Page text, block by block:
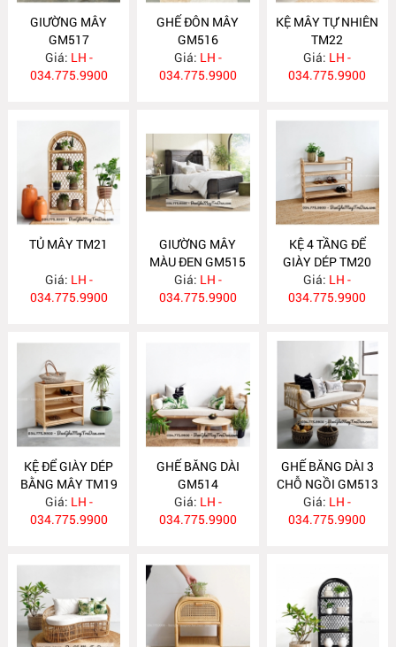
GIƯỜNG MÂY
GM517
Giá: LH -
034.775.9900
GHẾ ĐÔN MÂY
GM516
Giá: LH -
034.775.9900
KỆ MÂY TỰ NHIÊN
TM22
Giá: LH -
034.775.9900
TỦ MÂY TM21
Giá: LH -
034.775.9900
GIƯỜNG MÂY
MÀU ĐEN GM515
Giá: LH -
034.775.9900
KỆ 4 TẦNG ĐỂ
GIÀY DÉP TM20
Giá: LH -
034.775.9900
KỆ ĐỂ GIÀY DÉP
BẰNG MÂY TM19
Giá: LH -
034.775.9900
GHẾ BĂNG DÀI
GM514
Giá: LH -
034.775.9900
GHẾ BĂNG DÀI 3
CHỖ NGỒI GM513
Giá: LH -
034.775.9900